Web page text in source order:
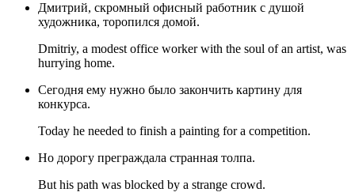
Дмитрий, скромный офисный работник с душой
художника, торопился домой.
Dmitriy, a modest office worker with the soul of an artist, was
hurrying home.
Сегодня ему нужно было закончить картину для
конкурса.
Today he needed to finish a painting for a competition.
Но дорогу преграждала странная толпа.
But his path was blocked by a strange crowd.